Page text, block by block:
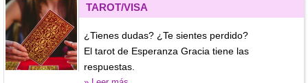
TAROT/VISA
¿Tienes dudas? ¿Te sientes perdido?
El tarot de Esperanza Gracia tiene las
respuestas.